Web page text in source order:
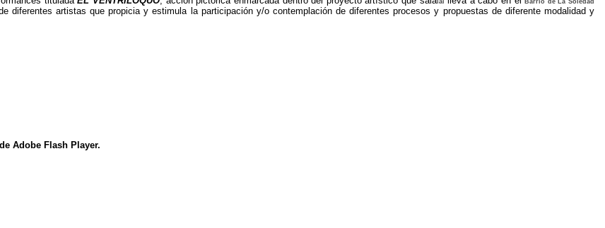
lai Barrio de La Soledad
diferentes artistas que propicia y estimula la participación y/o contemplación de diferentes procesos y propuestas de diferente modalidad y
Adobe Flash Player.